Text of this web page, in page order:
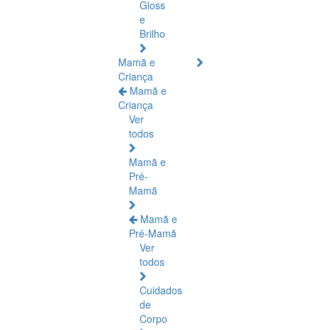
Gloss
e
Brilho
Mamã e
Criança
Mamã e
Criança
Ver
todos
Mamã e
Pré-
Mamã
Mamã e
Pré-Mamã
Ver
todos
Cuidados
de
Corpo